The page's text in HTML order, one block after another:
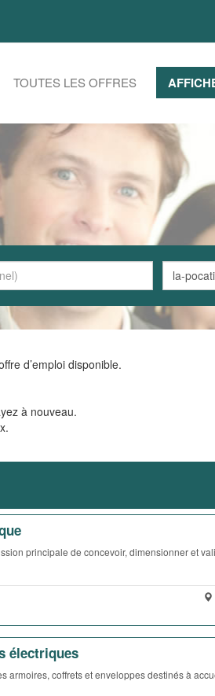
TOUTES LES OFFRES
d’emploi disponible.
à nouveau.
principale de concevoir, dimensionner et
électriques
armoires, coffrets et enveloppes destinés à